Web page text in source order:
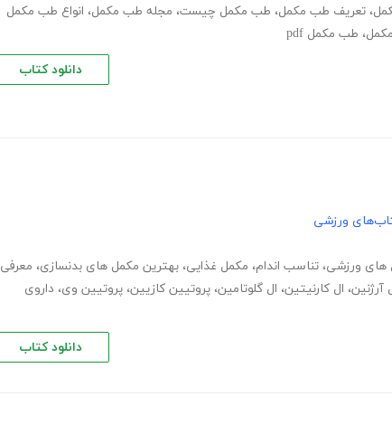
، تعریف طب مکمل، طب مکمل چیست، مجله طب مکمل، انواع طب مکمل
، طب مکمل pdf
دانلود کتاب
ورزشی
های ورزشی، تناسب اندام، مکمل غذایی، بهترین مکمل های بدنسازی، معرفی
آرژنین، ال کارنیتین، ال گلوتامین، پروتیین کازیین، پروتیین وی، داروی
دانلود کتاب